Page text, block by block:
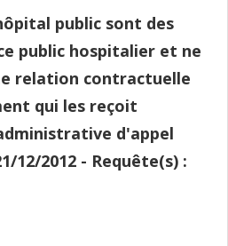
public sont des
public hospitalier et ne
relation contractuelle
qui les reçoit
d'appel
12/2012 - Requête(s) :